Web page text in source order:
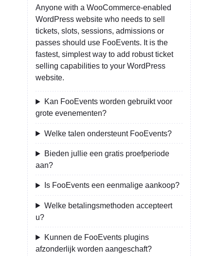
Anyone with a WooCommerce-enabled
WordPress website who needs to sell
tickets, slots, sessions, admissions or
passes should use FooEvents. It is the
fastest, simplest way to add robust ticket
selling capabilities to your WordPress
website.
Kan FooEvents worden gebruikt voor
grote evenementen?
Welke talen ondersteunt FooEvents?
Bieden jullie een gratis proefperiode
aan?
Is FooEvents een eenmalige aankoop?
Welke betalingsmethoden accepteert
u?
Kunnen de FooEvents plugins
afzonderlijk worden aangeschaft?